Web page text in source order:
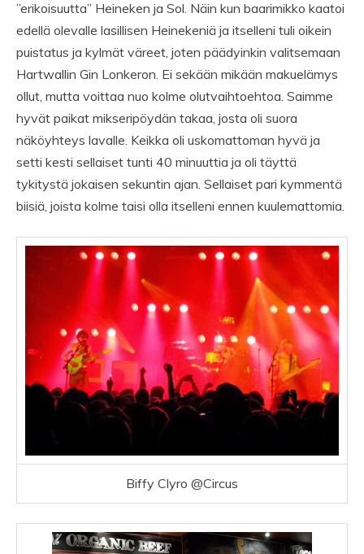
”erikoisuutta” Heineken ja Sol. Näin kun baarimikko kaatoi
edellä olevalle lasillisen Heinekeniä ja itselleni tuli oikein
puistatus ja kylmät väreet, joten päädyinkin valitsemaan
Hartwallin Gin Lonkeron. Ei sekään mikään makuelämys
ollut, mutta voittaa nuo kolme olutvaihtoehtoa. Saimme
hyvät paikat mikseripöydän takaa, josta oli suora
näköyhteys lavalle. Keikka oli uskomattoman hyvä ja
setti kesti sellaiset tunti 40 minuuttia ja oli täyttä
tykitystä jokaisen sekuntin ajan. Sellaiset pari kymmentä
biisiä, joista kolme taisi olla itselleni ennen kuulemattomia.
Biffy Clyro @Circus